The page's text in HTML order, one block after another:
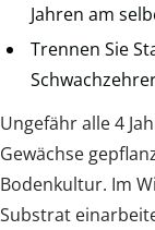
Jahren am
Trennen Sie
Ungefähr alle 4
Gewächse
Bodenkultur. Im
Substrat